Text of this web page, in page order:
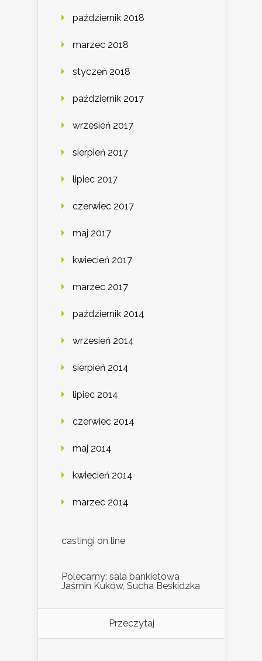
październik 2018
marzec 2018
styczeń 2018
październik 2017
wrzesień 2017
sierpień 2017
lipiec 2017
czerwiec 2017
maj 2017
kwiecień 2017
marzec 2017
październik 2014
wrzesień 2014
sierpień 2014
lipiec 2014
czerwiec 2014
maj 2014
kwiecień 2014
marzec 2014
castingi on line
Polecamy: sala bankietowa
Jaśmin Kuków, Sucha Beskidzka
Przeczytaj